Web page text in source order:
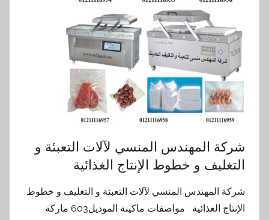
شركة المهندس المنسي لآلات التعبئة و
التغليف و خطوط الإنتاج الغذائية
شركة المهندس المنسي لآلات التعبئة و التغليف و خطوط
الإنتاج الغذائية مواصفات ماكينة الموديل603 ماركة